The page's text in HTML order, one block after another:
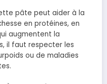
pâte peut aider à la
en protéines, en
augmentent la
il faut respecter les
ou de maladies